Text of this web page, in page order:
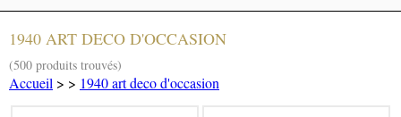
1940 ART DECO D'OCCASION
(500 produits trouvés)
Accueil > > 1940 art deco d'occasion